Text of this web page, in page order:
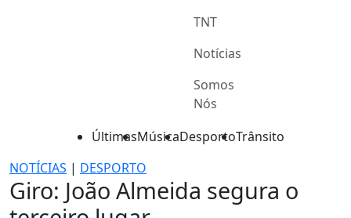
TNT
Notícias
Somos
Nós
ÚltimasMúsicaDesportoTrânsito
NOTÍCIAS | DESPORTO
Giro: João Almeida segura o